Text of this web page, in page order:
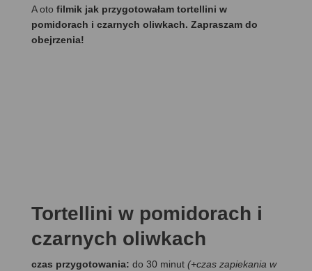
A oto filmik jak przygotowałam tortellini w
pomidorach i czarnych oliwkach. Zapraszam do
obejrzenia!
Tortellini w pomidorach i
czarnych oliwkach
czas przygotowania: do 30 minut (+czas zapiekania w